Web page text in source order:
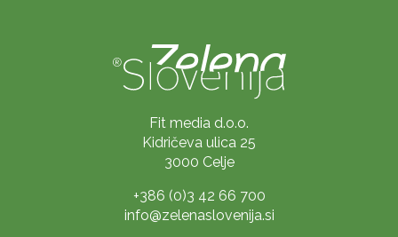
Fit media d.o.o.
Kidričeva ulica 25
3000 Celje
+386 (0)3 42 66 700
info@zelenaslovenija.si